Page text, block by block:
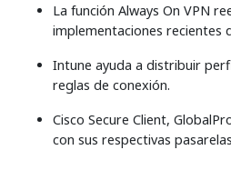
La función Always On VPN
implementaciones recientes
Intune ayuda a distribuir
reglas de conexión.
Cisco Secure Client,
con sus respectivas